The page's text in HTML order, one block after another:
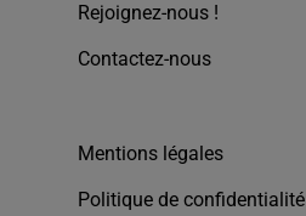
Rejoignez-nous !
Contactez-nous
Mentions légales
Politique de confidentialité